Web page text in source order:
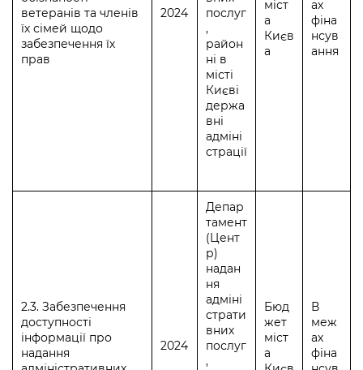
ветеранів та членів
їх сімей щодо
забезпечення їх
прав
2024
послуг
,
район
ні в
місті
Києві
держа
вні
адміні
страції
міст
а
Києв
а
ах
фіна
нсув
ання
2.3. Забезпечення
доступності
інформації про
надання
2024
Депар
тамент
(Цент
р)
надан
ня
адміні
страти
вних
послуг
,
Бюд
жет
міст
а
В
меж
ах
фіна